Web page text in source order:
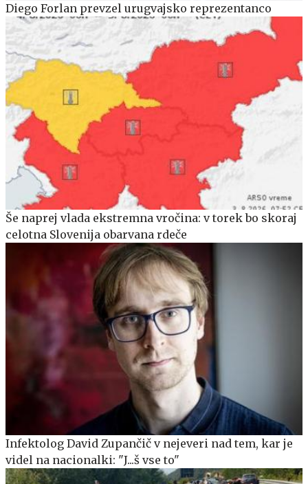
Diego Forlan prevzel urugvajsko reprezentanco
Še naprej vlada ekstremna vročina: v torek bo skoraj
celotna Slovenija obarvana rdeče
Infektolog David Zupančič v nejeveri nad tem, kar je
videl na nacionalki: "J...š vse to"